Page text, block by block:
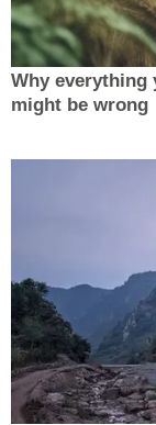
Why everything
might be wrong